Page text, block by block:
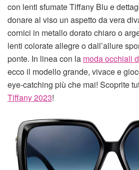
con lenti sfumate Tiffany Blu e
donare al viso un aspetto da vera
cornici in metallo dorato chiaro o
lenti colorate allegre o dall’allure
ponte. In linea con la moda occhiali
ecco il modello grande, vivace e
eye-catching più che mai! Scoprite
Tiffany 2023!